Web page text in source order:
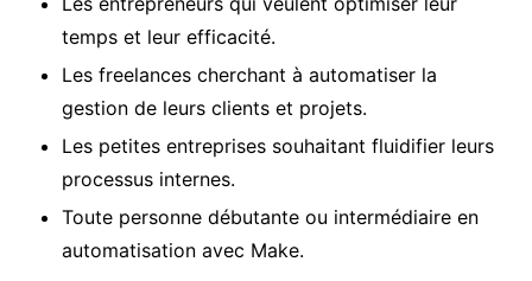
temps et leur efficacité.
Les freelances cherchant à automatiser la
gestion de leurs clients et projets.
Les petites entreprises souhaitant fluidifier leurs
processus internes.
Toute personne débutante ou intermédiaire en
automatisation avec Make.